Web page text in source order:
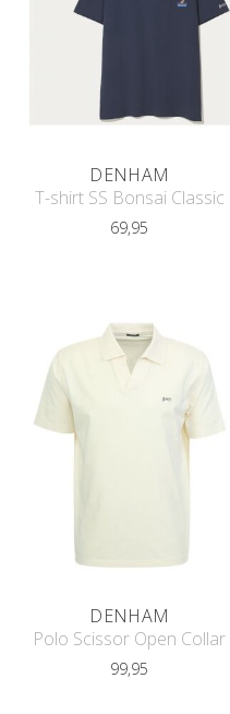
DENHAM
T-shirt SS Bonsai Classic
69,95
DENHAM
Polo Scissor Open Collar
99,95